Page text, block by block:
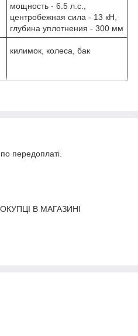
мощность - 6.5 л.с.,
центробежная сила - 13 кН,
глубина уплотнения - 300 мм
килимок, колеса, бак
передоплаті.
В МАГАЗИНІ